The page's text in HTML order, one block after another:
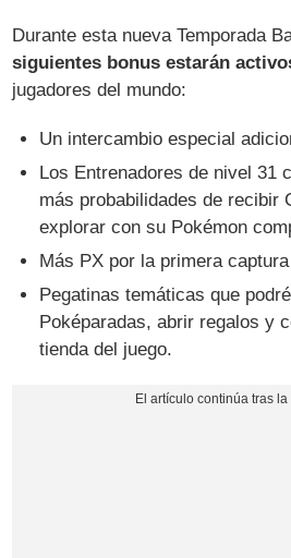
Durante esta nueva Temporada
siguientes bonus estarán
jugadores del mundo:
Un intercambio especial
Los Entrenadores de nivel 31
más probabilidades de recibir
explorar con su Pokémon
Más PX por la primera
Pegatinas temáticas que
Poképaradas, abrir regalos y
tienda del juego.